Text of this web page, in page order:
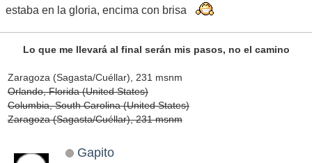
estaba en la gloria, encima con brisa
Lo que me llevará al final serán mis pasos, no el camino
Zaragoza (Sagasta/Cuéllar), 231 msnm
Orlando, Florida (United States)
Columbia, South Carolina (United States)
Zaragoza (Sagasta/Cuéllar), 231 msnm
Gapito